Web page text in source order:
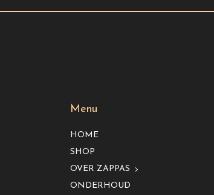
Menu
HOME
SHOP
OVER ZAPPAS
ONDERHOUD